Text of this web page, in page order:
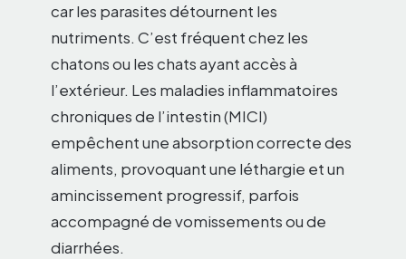
car les parasites détournent les
nutriments. C’est fréquent chez les
chatons ou les chats ayant accès à
l’extérieur. Les maladies inflammatoires
chroniques de l’intestin (MICI)
empêchent une absorption correcte des
aliments, provoquant une léthargie et un
amincissement progressif, parfois
accompagné de vomissements ou de
diarrhées.